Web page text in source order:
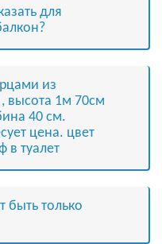
для
из
высота 1м 70см
40 см.
цена. цвет
в туалет
только